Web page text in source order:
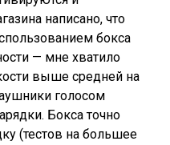
написано, что
бокса
— мне хватило
выше средней на
голосом
Бокса точно
(тестов на большее